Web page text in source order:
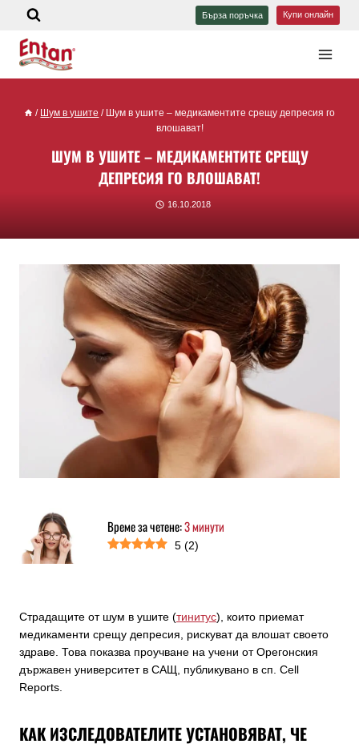
Бърза поръчка Купи онлайн
/ Шум в ушите / Шум в ушите – медикаментите срещу депресия го
влошават!
ШУМ В УШИТЕ – МЕДИКАМЕНТИТЕ СРЕЩУ
ДЕПРЕСИЯ ГО ВЛОШАВАТ!
16.10.2018
Време за четене:3минути
5 (2)
Страдащите от шум в ушите (тинитус), които приемат
медикаменти срещу депресия, рискуват да влошат своето
здраве. Това показва проучване на учени от Орегонския
държавен университет в САЩ, публикувано в сп. Cell
Reports.
КАК ИЗСЛЕДОВАТЕЛИТЕ УСТАНОВЯВАТ, ЧЕ